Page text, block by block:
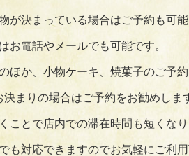
が決まっている場合はご予約も可能
お電話やメールでも可能です。
ほか、小物ケーキ、焼菓子のご予約
まりの場合はご予約をお勧めしま
ことで店内での滞在時間も短くなり
も対応できますのでお気軽にご利用